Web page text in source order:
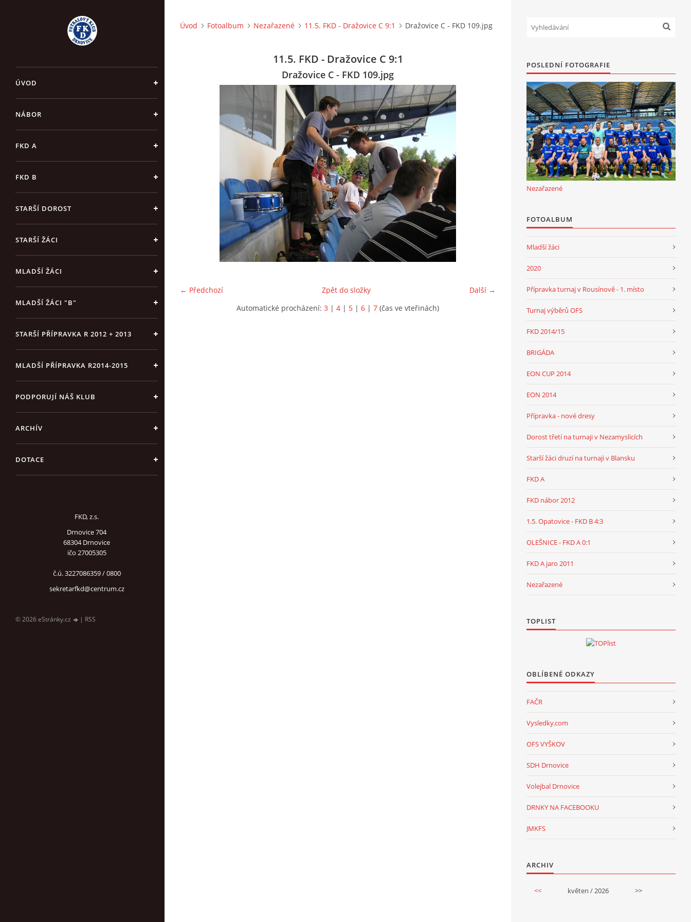
ÚVOD
NÁBOR
FKD A
FKD B
STARŠÍ DOROST
STARŠÍ ŽÁCI
MLADŠÍ ŽÁCI
MLADŠÍ ŽÁCI "B"
STARŠÍ PŘÍPRAVKA R 2012 + 2013
MLADŠÍ PŘÍPRAVKA R2014-2015
PODPORUJÍ NÁŠ KLUB
ARCHÍV
DOTACE
FKD, z.s.
Drnovice 704
68304 Drnovice
ičo 27005305
č.ú. 3227086359 / 0800
sekretarfkd@centrum.cz
© 2026 eStránky.cz | RSS
Úvod Fotoalbum Nezařazené 11.5. FKD - Dražovice C 9:1 Dražovice C - FKD 109.jpg
11.5. FKD - Dražovice C 9:1
Dražovice C - FKD 109.jpg
← Předchozí Další →
Zpět do složky
Automatické procházení: 3 | 4 | 5 | 6 | 7 (čas ve vteřinách)
POSLEDNÍ FOTOGRAFIE
Nezařazené
FOTOALBUM
Mladší žáci
2020
Přípravka turnaj v Rousínově - 1. místo
Turnaj výběrů OFS
FKD 2014/15
BRIGÁDA
EON CUP 2014
EON 2014
Přípravka - nové dresy
Dorost třetí na turnaji v Nezamyslicích
Starší žáci druzí na turnaji v Blansku
FKD A
FKD nábor 2012
1.5. Opatovice - FKD B 4:3
OLEŠNICE - FKD A 0:1
FKD A jaro 2011
Nezařazené
TOPLIST
OBLÍBENÉ ODKAZY
FAČR
Vysledky.com
OFS VYŠKOV
SDH Drnovice
Volejbal Drnovice
DRNKY NA FACEBOOKU
JMKFS
ARCHIV
<< květen / 2026 >>